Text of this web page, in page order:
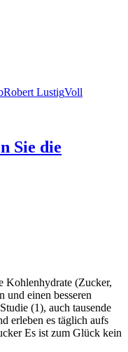
Robert LustigVoll
Sie die
Kohlenhydrate (Zucker,
und einen besseren
(1), auch tausende
erleben es täglich aufs
Es ist zum Glück kein